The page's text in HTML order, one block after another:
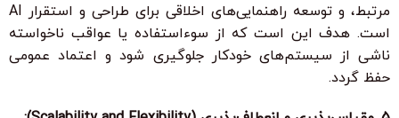
مرتبط، و توسعه راهنمایی‌های اخلاقی
برای طراحی و استقرار AI
است. هدف این است که از سوءاستفاده یا عواقب ناخواسته
ناشی از سیستم‌های خودکار جلوگیری شود و اعتماد عمومی
حفظ گردد.